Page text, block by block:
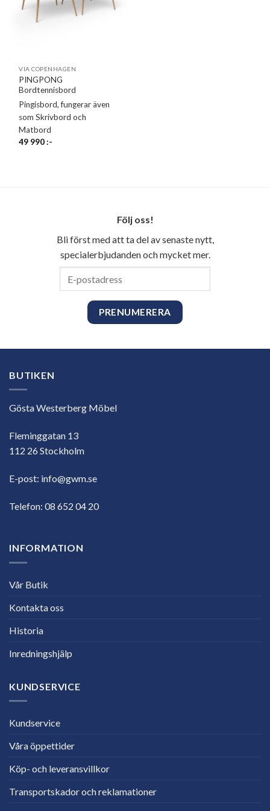
VIA COPENHAGEN
PINGPONG
Bordtennisbord
Pingisbord, fungerar även
som Skrivbord och
Matbord
49 990:-
Följ oss!
Bli först med att ta del av senaste nytt,
specialerbjudanden och mycket mer.
BUTIKEN
Gösta Westerberg Möbel
Fleminggatan 13
112 26 Stockholm
E-post: info@gwm.se
Telefon: 08 652 04 20
INFORMATION
Vår Butik
Kontakta oss
Historia
Inredningshjälp
KUNDSERVICE
Kundservice
Våra öppettider
Köp- och leveransvillkor
Transportskador och reklamationer